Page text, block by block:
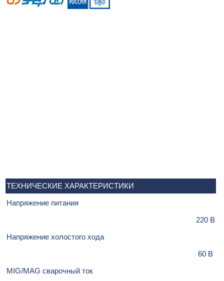
ТЕХНИЧЕСКИЕ ХАРАКТЕРИСТИКИ
Напряжение питания
220 В
Напряжение холостого хода
60 В
MIG/MAG сварочный ток